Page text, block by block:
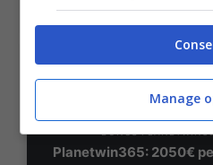
BONUS
Planetwin365: 2050€
Manage